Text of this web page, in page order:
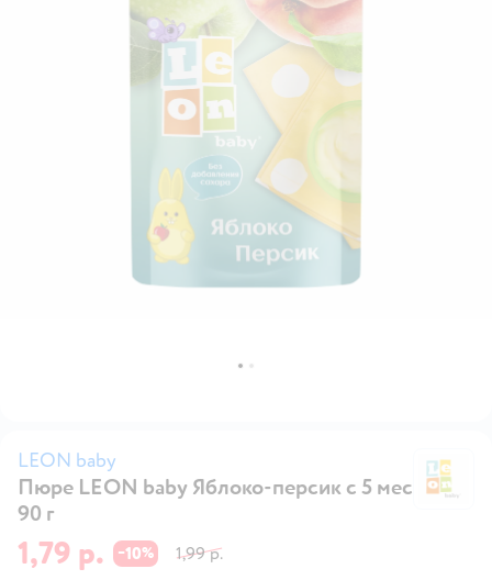
LEON baby
Пюре LEON baby Яблоко-персик с 5 мес
90 г
1,79 р. −10%
1,99 р.